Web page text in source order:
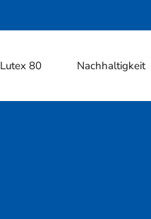
Lutex 80 Nachhaltigkeit